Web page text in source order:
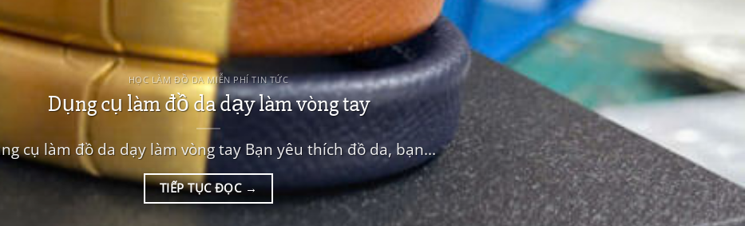
HỌC LÀM ĐỒ DA MIỄN PHÍ TIN TỨC
Dụng cụ làm đồ da dạy làm vòng tay
cụ làm đồ da dạy làm vòng tay Bạn yêu thích đồ da, bạn...
TIẾP TỤC ĐỌC→